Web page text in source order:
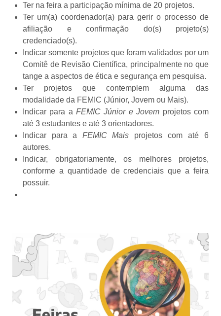
Ter na feira a participação mínima de 20 projetos.
Ter um(a) coordenador(a) para gerir o processo de
afiliação e confirmação do(s) projeto(s)
credenciado(s).
Indicar somente projetos que foram validados por um
Comitê de Revisão Científica, principalmente no que
tange a aspectos de ética e segurança em pesquisa.
Ter projetos que contemplem alguma das
modalidade da FEMIC (Júnior, Jovem ou Mais).
Indicar para a FEMIC Júnior e Jovem projetos com
até 3 estudantes e até 3 orientadores.
Indicar para a FEMIC Mais projetos com até 6
autores.
Indicar, obrigatoriamente, os melhores projetos,
conforme a quantidade de credenciais que a feira
possuir.